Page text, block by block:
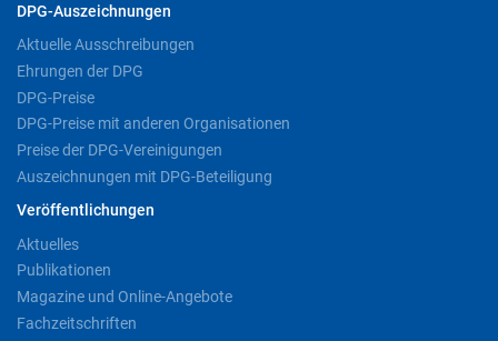
DPG-Auszeichnungen
Aktuelle Ausschreibungen
Ehrungen der DPG
DPG-Preise
DPG-Preise mit anderen Organisationen
Preise der DPG-Vereinigungen
Auszeichnungen mit DPG-Beteiligung
Veröffentlichungen
Aktuelles
Publikationen
Magazine und Online-Angebote
Fachzeitschriften